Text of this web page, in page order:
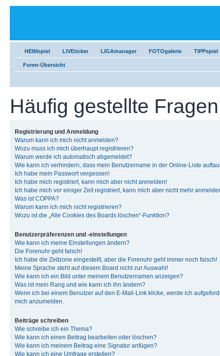
HEIMspiel LIVEticker LIGAmanager FOTOgalerie TIPPspiel
Foren-Übersicht
Häufig gestellte Fragen
Registrierung und Anmeldung
Warum kann ich mich nicht anmelden?
Wozu muss ich mich überhaupt registrieren?
Warum werde ich automatisch abgemeldet?
Wie kann ich verhindern, dass mein Benutzername in der Online-Liste
Ich habe mein Passwort vergessen!
Ich habe mich registriert, kann mich aber nicht anmelden!
Ich habe mich vor einiger Zeit registriert, kann mich aber nicht mehr
Was ist COPPA?
Warum kann ich mich nicht registrieren?
Wozu ist die „Alle Cookies des Boards löschen“-Funktion?
Benutzerpräferenzen und -einstellungen
Wie kann ich meine Einstellungen ändern?
Die Forenuhr geht falsch!
Ich habe die Zeitzone eingestellt, aber die Forenuhr geht immer noch falsch!
Meine Sprache steht auf diesem Board nicht zur Auswahl!
Wie kann ich ein Bild unter meinem Benutzernamen anzeigen?
Was ist mein Rang und wie kann ich ihn ändern?
Wenn ich bei einem Benutzer auf den E-Mail-Link klicke, werde ich
mich anzumelden.
Beiträge schreiben
Wie schreibe ich ein Thema?
Wie kann ich einen Beitrag bearbeiten oder löschen?
Wie kann ich meinem Beitrag eine Signatur anfügen?
Wie kann ich eine Umfrage erstellen?